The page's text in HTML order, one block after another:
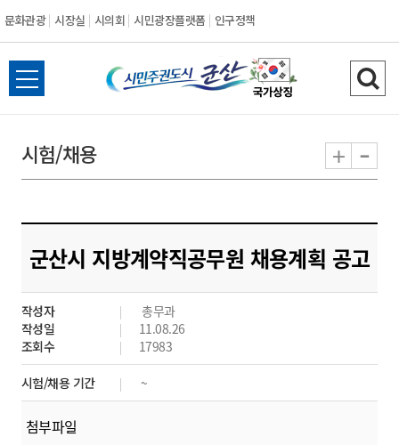
문화관광 시장실 시의회 시민광장플랫폼 인구정책
시
민
도
시
군
산
전
체
뉴
열
검
색
기
시험/채용 + -
군산시 지방계약직공무원 채용계획 공고
작성자
총무과
작성일
11.08.26
조회수
17983
시험/채용 기간 ~
첨부파일